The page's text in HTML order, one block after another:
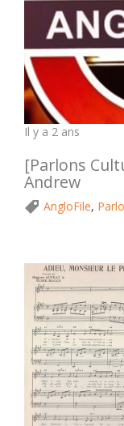
Il y a 2 ans
[Parlons
Andrew
AngloFile,